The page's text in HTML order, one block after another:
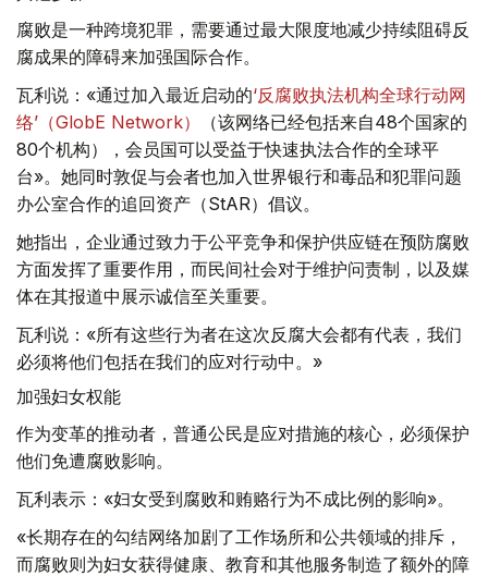
腐败是一种跨境犯罪，需要通过最大限度地减少持续阻碍反
腐成果的障碍来加强国际合作。
瓦利说：«通过加入最近启动的‘反腐败执法机构全球行动网
络’（GlobE Network）
（该网络已经包括来自48个国家的
80个机构），会员国可以受益于快速执法合作的全球平
台»。她同时敦促与会者也加入世界银行和毒品和犯罪问题
办公室合作的追回资产（StAR）倡议。
她指出，企业通过致力于公平竞争和保护供应链在预防腐败
方面发挥了重要作用，而民间社会对于维护问责制，以及媒
体在其报道中展示诚信至关重要。
瓦利说：«所有这些行为者在这次反腐大会都有代表，我们
必须将他们包括在我们的应对行动中。»
加强妇女权能
作为变革的推动者，普通公民是应对措施的核心，必须保护
他们免遭腐败影响。
瓦利表示：«妇女受到腐败和贿赂行为不成比例的影响»。
«长期存在的勾结网络加剧了工作场所和公共领域的排斥，
而腐败则为妇女获得健康、教育和其他服务制造了额外的障